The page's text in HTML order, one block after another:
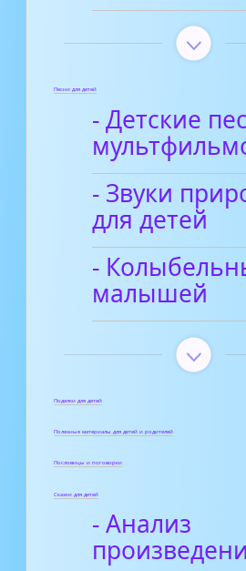
Песни для детей
- Детские
- Звуки
для детей
-
малышей
Поделки для детей
Полезные материалы для детей и родителей
Пословицы и поговорки
Сказки для детей
- Анализ